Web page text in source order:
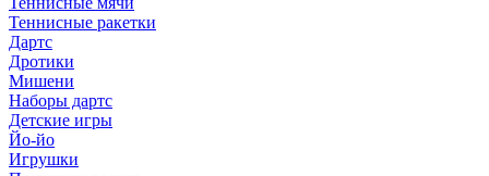
Теннисные ракетки
Дартс
Дротики
Мишени
Наборы дартс
Детские игры
Йо-йо
Игрушки